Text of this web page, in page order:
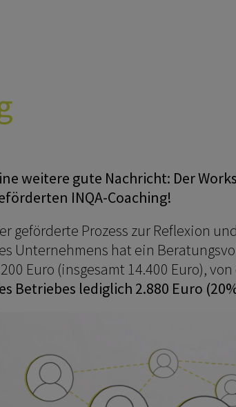
weitere gute Nachricht: Der
INQA-Coaching!
geförderte Prozess zur Reflexion
Unternehmens hat ein
Euro (insgesamt 14.400 Euro),
Betriebes lediglich 2.880 Euro